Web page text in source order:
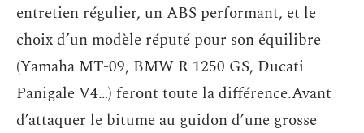
entretien régulier, un ABS performant, et le
choix d’un modèle réputé pour son équilibre
(Yamaha MT-09, BMW R 1250 GS, Ducati
Panigale V4…) feront toute la différence.Avant
d’attaquer le bitume au guidon d’une grosse